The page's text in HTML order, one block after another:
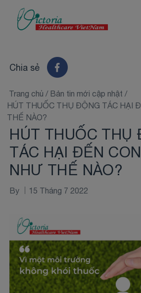
Chia sẻ
Trang chủ /Bản tin mới cập nhật /
HÚT THUỐC THỤ ĐỘNG TÁC HẠI
THẾ NÀO?
HÚT THUỐC THỤ
TÁC HẠI ĐẾN
NHƯ THẾ NÀO?
By 15 Tháng 7 2022